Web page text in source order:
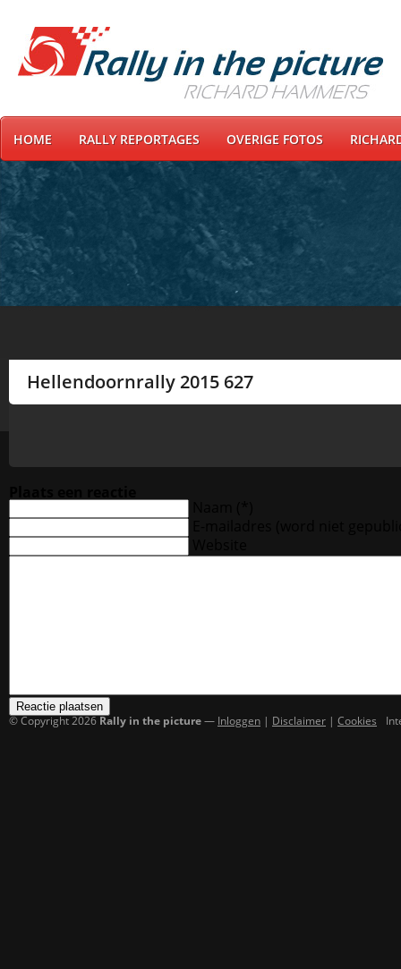
HOME RALLY REPORTAGES OVERIGE FOTOS
Hellendoornrally 2015 627
© Copyright 2026Rally in the picture— Inloggen | Disclaimer | Cookies